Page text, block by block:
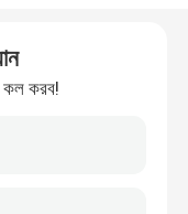
কল করব!